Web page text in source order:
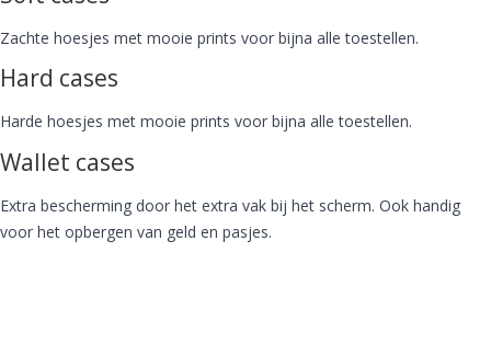
Zachte hoesjes met mooie prints voor bijna alle toestellen.
Hard cases
Harde hoesjes met mooie prints voor bijna alle toestellen.
Wallet cases
Extra bescherming door het extra vak bij het scherm. Ook handig
voor het opbergen van geld en pasjes.